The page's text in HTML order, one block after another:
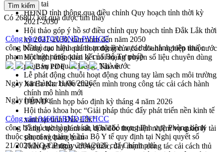
thiên tai
HĐND tỉnh thông qua điều chỉnh Quy hoạch tỉnh thời kỳ
2021-2030
Hội thảo góp ý hồ sơ điều chỉnh quy hoạch tỉnh Đắk Lắk thời
kỳ 2021-2030, tầm nhìn đến năm 2050
Nâng cao hiệu quả hoạt động của các doanh nghiệp nhà nước
Hội nghị triển khai kết nối mạng truyền số liệu chuyên dùng
phục vụ cơ quan Đảng, Nhà nước
Lễ phát động chuỗi hoạt động chung tay làm sạch môi trường
Xã Ea Kar bước chuyển mình trong công tác cải cách hành
chính mô hình mới
UBND tỉnh họp báo định kỳ tháng 4 năm 2026
Hội thảo khoa học “Giải pháp thúc đẩy phát triển nền kinh tế
xanh tại tỉnh Đắk Lắk”
Tăng cường giám sát, đôn đốc thực hiện nhiệm vụ quản lý tài
sản công hàng tuần
Tháo gỡ những vướng mắc, đẩy mạnh công tác cải cách thủ
Có 26807kết quả được tìm thấy
Công văn 8470/UBND-PVHCC
công bố thủ tục hành chính trong lĩnh vực thừa hành viên thuộc
phạm vi chức năng quản lý của Bộ Tư pháp
Bản PDF
Tải về
Ngày ban hành:11/06/2026
Ngày hiệu lực:
Công văn 8460/UBND-PVHCC
công bố thủ tục hành chính bị bãi bỏ trong lĩnh vực Phòng bệnh
thuộc phạm vi quản lý của Bộ Y tế quy định tại Nghị quyết số
21/2026/NQ-CP ngày 29/4/2026 của Chính phủ